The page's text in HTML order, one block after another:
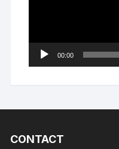
00:00
CONTACT